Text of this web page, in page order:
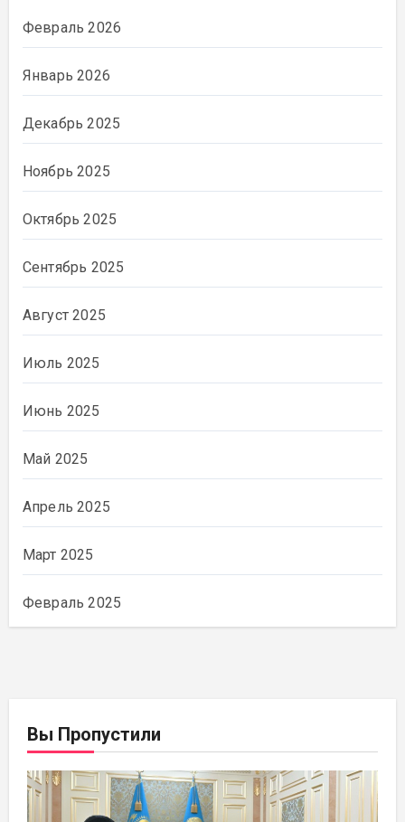
Февраль 2026
Январь 2026
Декабрь 2025
Ноябрь 2025
Октябрь 2025
Сентябрь 2025
Август 2025
Июль 2025
Июнь 2025
Май 2025
Апрель 2025
Март 2025
Февраль 2025
Вы Пропустили